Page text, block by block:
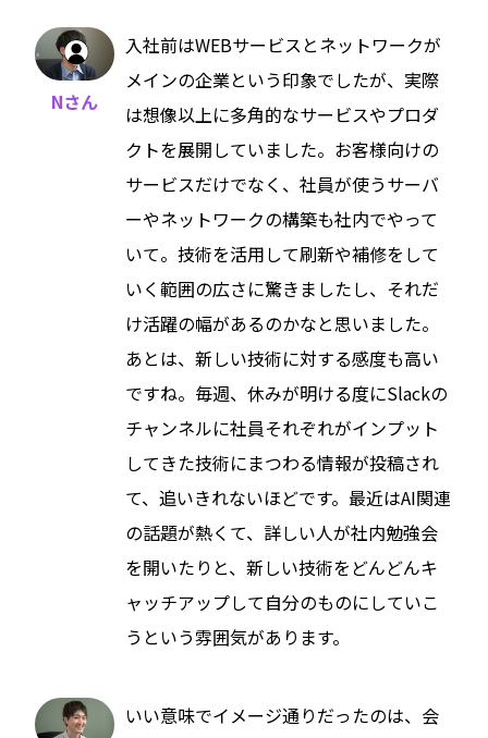
Nさん
入社前はWEBサービスとネットワークが
メインの企業という印象でしたが、実際
は想像以上に多角的なサービスやプロダ
クトを展開していました。お客様向けの
サービスだけでなく、社員が使うサーバ
ーやネットワークの構築も社内でやって
いて。技術を活用して刷新や補修をして
いく範囲の広さに驚きましたし、それだ
け活躍の幅があるのかなと思いました。
あとは、新しい技術に対する感度も高い
ですね。毎週、休みが明ける度にSlackの
チャンネルに社員それぞれがインプット
してきた技術にまつわる情報が投稿され
て、追いきれないほどです。最近はAI関連
の話題が熱くて、詳しい人が社内勉強会
を開いたりと、新しい技術をどんどんキ
ャッチアップして自分のものにしていこ
うという雰囲気があります。
いい意味でイメージ通りだったのは、会